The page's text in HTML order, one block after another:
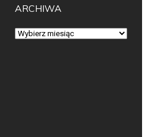
ARCHIWA
Archiwa